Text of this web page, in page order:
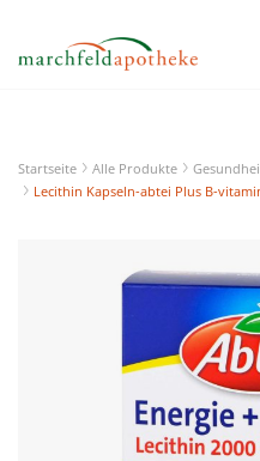
Startseite Alle Produkte
Lecithin Kapseln-abtei Plus B-